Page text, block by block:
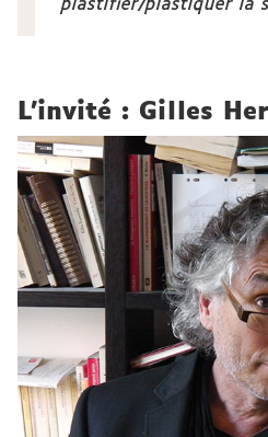
plastifier/plastiquer la
L'invité : Gilles